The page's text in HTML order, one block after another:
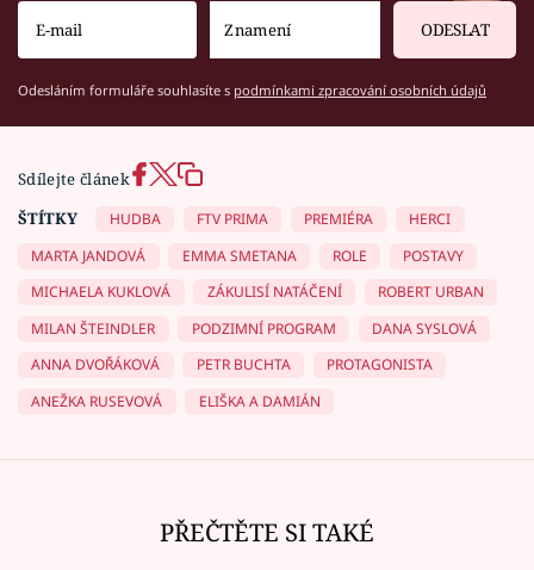
ODESLAT
Odesláním formuláře souhlasíte s podmínkami zpracování osobních údajů
Sdílejte článek
ŠTÍTKY
HUDBA FTV PRIMA PREMIÉRA
HERCI
MARTA JANDOVÁ
EMMA SMETANA ROLE
POSTAVY
MICHAELA KUKLOVÁ
ZÁKULISÍ NATÁČENÍ
ROBERT URBAN
MILAN ŠTEINDLER
PODZIMNÍ PROGRAM
DANA SYSLOVÁ
ANNA DVOŘÁKOVÁ
PETR BUCHTA
PROTAGONISTA
ANEŽKA RUSEVOVÁ
ELIŠKA A DAMIÁN
PŘEČTĚTE SI TAKÉ